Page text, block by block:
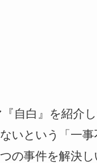
自白』を紹介
いという「一事
の事件を解決